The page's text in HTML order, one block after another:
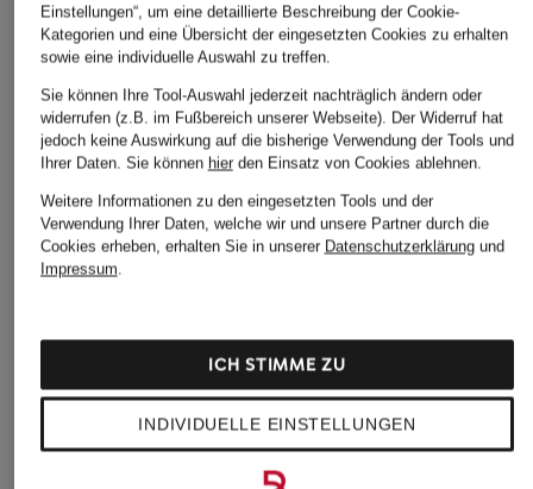
+Aktionsrabatt
Tweed-Sakko Regular
Bestpreis:339,99 €
Anzugsakko Slim Fit
69,99 €
Bestpreis: 59,49 €
ZUITABLE
Einstellungen“, um eine detaillierte Beschreibung der Cookie-
Kategorien und eine Übersicht der eingesetzten Cookies zu erhalten
sowie eine individuelle Auswahl zu treffen.
Sie können Ihre Tool-Auswahl jederzeit nachträglich ändern oder
widerrufen (z.B. im Fußbereich unserer Webseite). Der Widerruf hat
jedoch keine Auswirkung auf die bisherige Verwendung der Tools und
Ihrer Daten. Sie können hierden Einsatz von Cookies ablehnen.
Weitere Informationen zu den eingesetzten Tools und der
Verwendung Ihrer Daten, welche wir und unsere Partner durch die
Cookies erheben, erhalten Sie in unserer Datenschutzerklärungund
Impressum.
INDIVIDUELLE EINSTELLUNGEN
ICH STIMME ZU